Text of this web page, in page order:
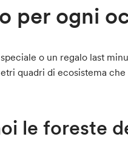
per ogni
o un regalo last
quadri di ecosistema
le foreste